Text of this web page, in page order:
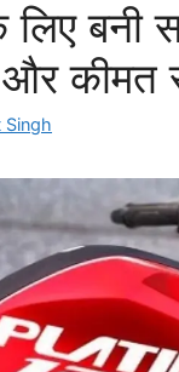
लिए बनी
कीमत
Singh